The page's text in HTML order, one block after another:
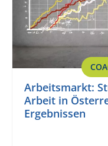
Arbeitsmarkt:
Arbeit in
Ergebnissen